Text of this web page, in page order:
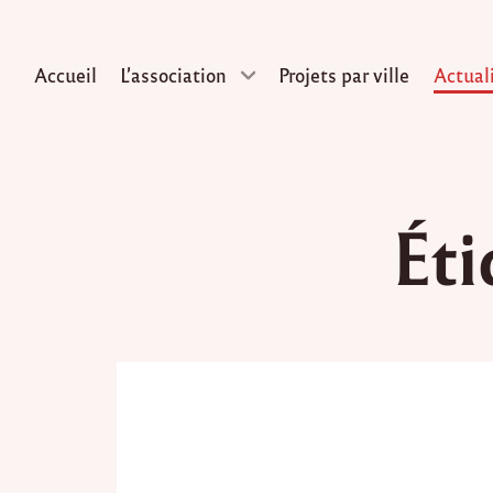
Accueil L’association Projets par ville